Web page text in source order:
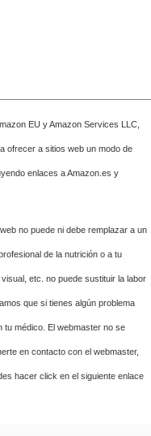
EU y Amazon Services LLC,
ofrecer a sitios web un modo de
enlaces a Amazon.es y
no puede ni debe remplazar a un
de la nutrición o a tu
etc. no puede sustituir la labor
que si tienes algún problema
tu médico. El webmaster no se
en contacto con el webmaster,
hacer click en el siguiente enlace